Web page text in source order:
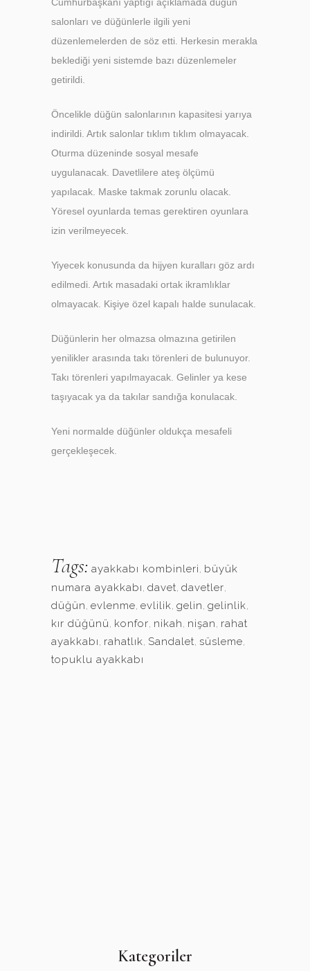
salonları ve düğünlerle ilgili yeni
düzenlemelerden de söz etti. Herkesin merakla
beklediği yeni sistemde bazı düzenlemeler
getirildi.
Öncelikle düğün salonlarının kapasitesi yarıya
indirildi. Artık salonlar tıklım tıklım olmayacak.
Oturma düzeninde sosyal mesafe
uygulanacak. Davetlilere ateş ölçümü
yapılacak. Maske takmak zorunlu olacak.
Yöresel oyunlarda temas gerektiren oyunlara
izin verilmeyecek.
Yiyecek konusunda da hijyen kuralları göz ardı
edilmedi. Artık masadaki ortak ikramlıklar
olmayacak. Kişiye özel kapalı halde sunulacak.
Düğünlerin her olmazsa olmazına getirilen
yenilikler arasında takı törenleri de bulunuyor.
Takı törenleri yapılmayacak. Gelinler ya kese
taşıyacak ya da takılar sandığa konulacak.
Yeni normalde düğünler oldukça mesafeli
gerçekleşecek.
Tags: ayakkabı kombinleri, büyük
numara ayakkabı, davet, davetler,
düğün, evlenme, evlilik, gelin, gelinlik,
kır düğünü, konfor, nikah, nişan, rahat
ayakkabı, rahatlık, Sandalet, süsleme,
topuklu ayakkabı
Kategoriler